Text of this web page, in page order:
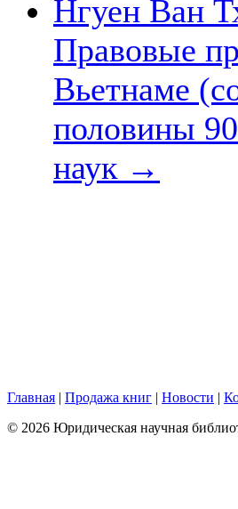
Нгуен Ван
Правовые
Вьетнаме
половины
наук →
Главная | Продажа книг | Новости |
© 2026 Юридическая научная